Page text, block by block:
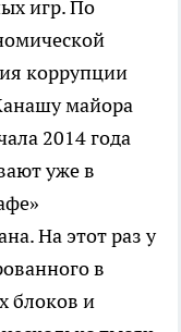
игр. По
коррупции
майора
2014 года
уже в
На этот раз у
в
блоков и